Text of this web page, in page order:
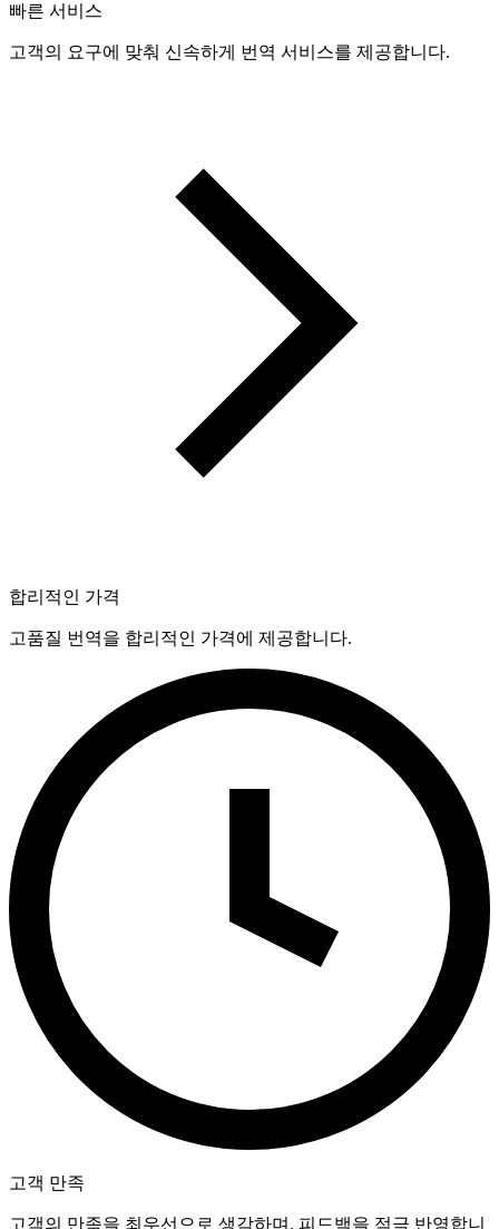
빠른 서비스
고객의 요구에 맞춰 신속하게 번역 서비스를 제공합니다.
합리적인 가격
고품질 번역을 합리적인 가격에 제공합니다.
고객 만족
고객의 만족을 최우선으로 생각하며, 피드백을 적극 반영합니